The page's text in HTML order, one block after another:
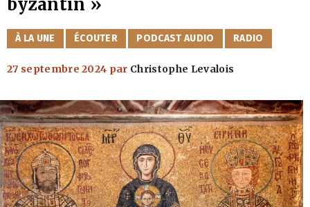
byzantin »
CATÉGORIES
À LA UNE ÉCOUTER PODCAST AUDIO RADIO
27 septembre 2024 par Christophe Levalois